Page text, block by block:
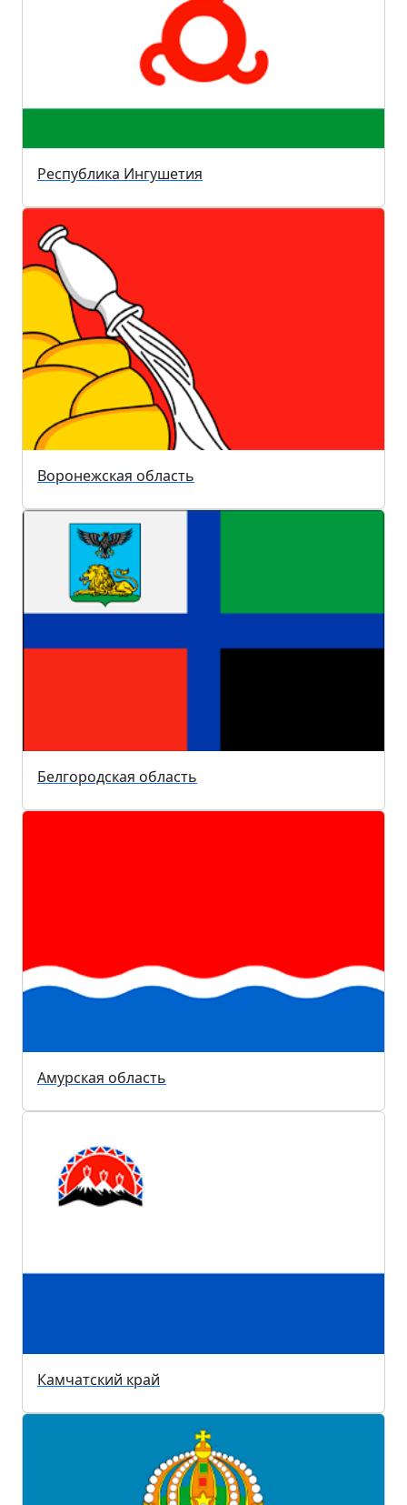
Республика Ингушетия
Воронежская область
Белгородская область
Амурская область
Камчатский край